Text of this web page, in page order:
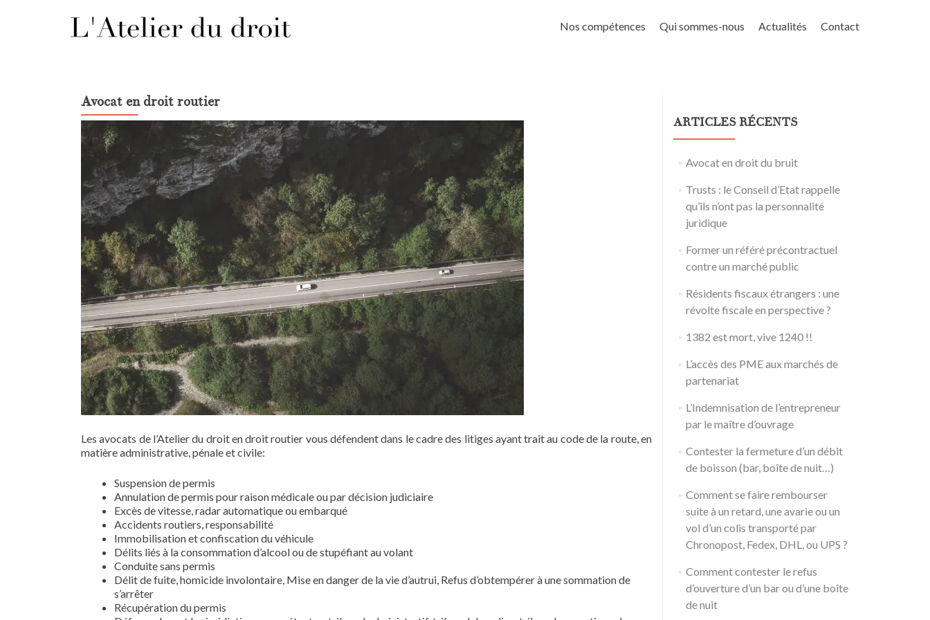
to
Nos compétences Qui sommes-nous Actualités Contact
Avocat en droit routier
Les avocats de l’Atelier du droit en droit routier vous défendent dans le cadre des litiges ayant trait au code de la route, en
matière administrative, pénale et civile:
Suspension de permis
Annulation de permis pour raison médicale ou par décision judiciaire
Excès de vitesse, radar automatique ou embarqué
Accidents routiers, responsabilité
Immobilisation et confiscation du véhicule
Délits liés à la consommation d’alcool ou de stupéfiant au volant
Conduite sans permis
Délit de fuite, homicide involontaire, Mise en danger de la vie d’autrui, Refus d’obtempérer à une sommation de
s’arrêter
Récupération du permis
ARTICLES RÉCENTS
Avocat en droit du bruit
Trusts : le Conseil d’Etat rappelle
qu’ils n’ont pas la personnalité
juridique
Former un référé précontractuel
contre un marché public
Résidents fiscaux étrangers : une
révolte fiscale en perspective ?
1382 est mort, vive 1240 !!
L’accès des PME aux marchés de
partenariat
L’Indemnisation de l’entrepreneur
par le maître d’ouvrage
Contester la fermeture d’un débit
de boisson (bar, boîte de nuit…)
Comment se faire rembourser
suite à un retard, une avarie ou un
vol d’un colis transporté par
Chronopost, Fedex, DHL, ou UPS ?
Comment contester le refus
d’ouverture d’un bar ou d’une boîte
de nuit